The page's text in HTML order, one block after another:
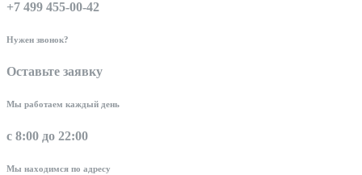
+7 499 455-00-42
Нужен звонок?
Оставьте заявку
Мы работаем каждый день
с 8:00 до 22:00
Мы находимся по адресу